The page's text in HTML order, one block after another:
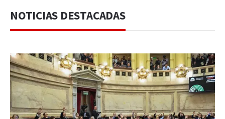
NOTICIAS DESTACADAS